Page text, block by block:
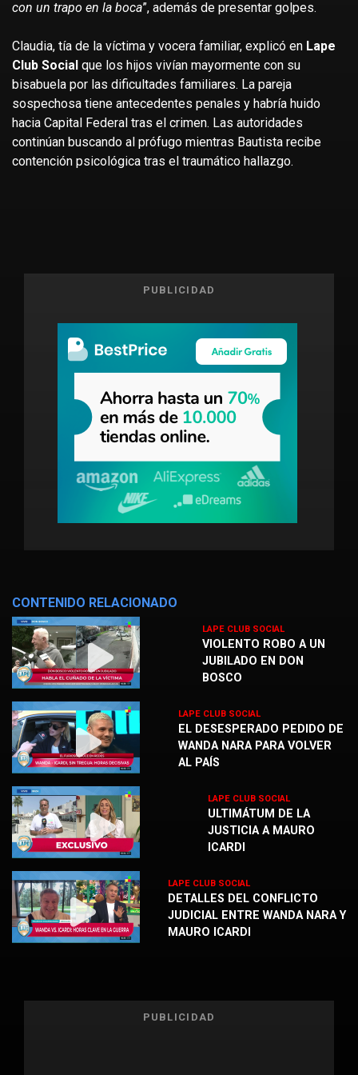
con un trapo en la boca”, además de presentar golpes.
Claudia, tía de la víctima y vocera familiar, explicó en Lape
Club Social que los hijos vivían mayormente con su
bisabuela por las dificultades familiares. La pareja
sospechosa tiene antecedentes penales y habría huido
hacia Capital Federal tras el crimen. Las autoridades
continúan buscando al prófugo mientras Bautista recibe
contención psicológica tras el traumático hallazgo.
PUBLICIDAD
CONTENIDO RELACIONADO
LAPE CLUB SOCIAL
VIOLENTO ROBO A UN
JUBILADO EN DON
BOSCO
LAPE CLUB SOCIAL
EL DESESPERADO PEDIDO DE
WANDA NARA PARA VOLVER
AL PAÍS
LAPE CLUB SOCIAL
ULTIMÁTUM DE LA
JUSTICIA A MAURO
ICARDI
LAPE CLUB SOCIAL
DETALLES DEL CONFLICTO
JUDICIAL ENTRE WANDA NARA Y
MAURO ICARDI
PUBLICIDAD